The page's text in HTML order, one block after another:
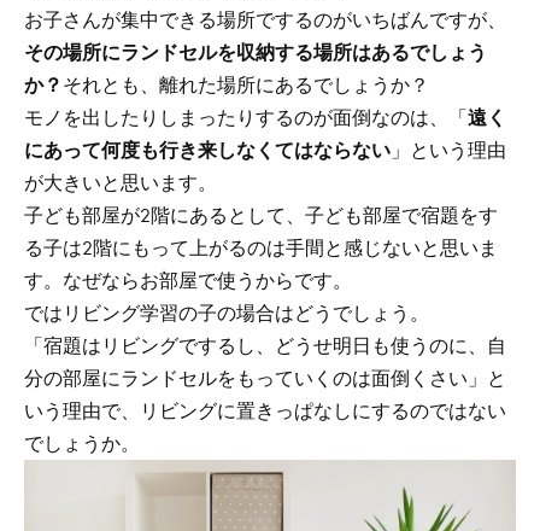
お子さんが集中できる場所でするのがいちばんですが、
その場所にランドセルを収納する場所はあるでしょう
か？ それとも、離れた場所にあるでしょうか？
モノを出したりしまったりするのが面倒なのは、「遠く
にあって何度も行き来しなくてはならない 」という理由
が大きいと思います。
子ども部屋が2階にあるとして、子ども部屋で宿題をす
る子は2階にもって上がるのは手間と感じないと思いま
す。なぜならお部屋で使うからです。
ではリビング学習の子の場合はどうでしょう。
「宿題はリビングでするし、どうせ明日も使うのに、自
分の部屋にランドセルをもっていくのは面倒くさい」と
いう理由で、リビングに置きっぱなしにするのではない
でしょうか。